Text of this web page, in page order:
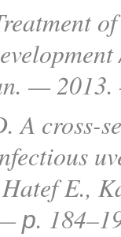
—
A cross-
E.,
р.